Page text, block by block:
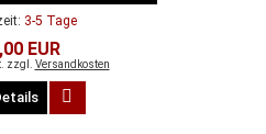
3-5 Tage
EUR
zzgl. Versandkosten